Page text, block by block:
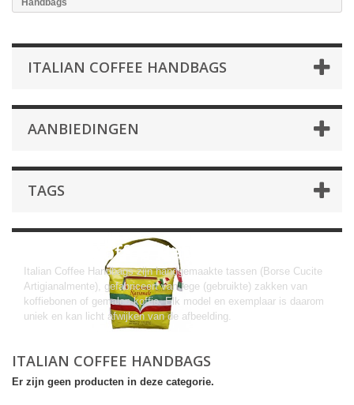
Handbags
ITALIAN COFFEE HANDBAGS
AANBIEDINGEN
TAGS
Italian Coffee Handbags
Italian Coffee Handbags zijn handgemaakte tassen (Borse Cucite
Artigianalmente), gefabriceert van lege (gebruikte) zakken van
koffiebonen of gemalen koffie. Elk model en exemplaar is daarom
uniek en kan licht afwijken van de afbeelding.
ITALIAN COFFEE HANDBAGS
Er zijn geen producten in deze categorie.